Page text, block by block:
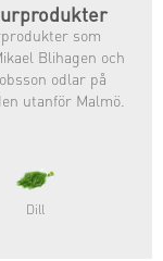
som
Blihagen och
odlar på
utanför Malmö.
Dill